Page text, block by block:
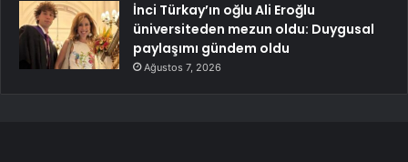
İnci Türkay’ın oğlu Ali Eroğlu
üniversiteden mezun oldu: Duygusal
paylaşımı gündem oldu
Ağustos 7, 2026